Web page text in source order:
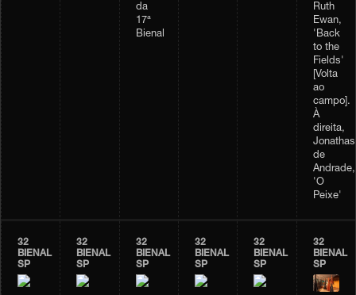
da
17ª
Bienal
Ruth
Ewan,
'Back
to the
Fields'
[Volta
ao
campo].
À
direita,
Jonathas
de
Andrade,
'O
Peixe'
32
BIENAL
SP
32
BIENAL
SP
32
BIENAL
SP
32
BIENAL
SP
32
BIENAL
SP
32
BIENAL
SP